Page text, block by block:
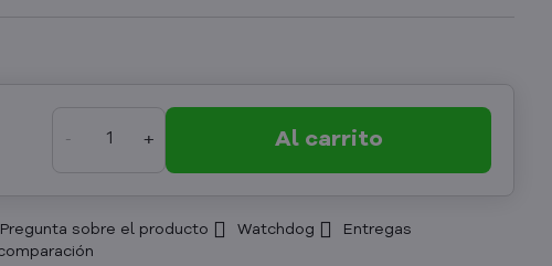
Al carrito
Pregunta sobre el producto Watchdog Entregas